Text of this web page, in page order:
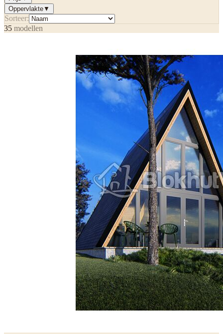
Oppervlakte▼
Sorteer:
35 modellen